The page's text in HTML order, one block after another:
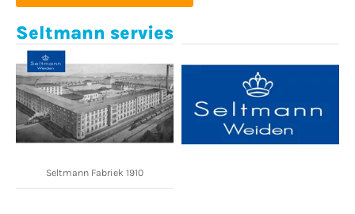
Seltmann servies
Seltmann Fabriek 1910